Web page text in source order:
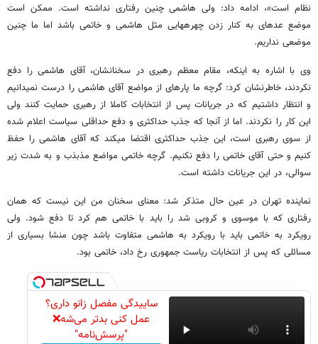
نظام است»، ادامه داد: ولی هاشمی چنین رفتاری نداشته است. ممکن است
موضع عده​ای به کنار زدن چهره​هایی مثل هاشمی و خاتمی باشد اما ما چنین
موضعی نداریم.
وی با اشاره به اینکه، مقام معظم رهبری در سخنانشان، آقای هاشمی را دفع
نکردند، خاطرنشان کرد: گرچه ما پاره​ای از مواضع آقای هاشمی را درست نمی​دانیم
و انتظار داشتیم که در جریانات پس از انتخابات کاملا از رهبری حمایت کنند ولی
این کار را نکردند. اما از آنجا که جذب حداکثری و دفع حداقلی سیاست اعلام شده
از سوی رهبری است، این جذب حداکثری اقتضا می​کند که آقای هاشمی را حفظ
کنیم و حتی آقای خاتمی را دفع نکنیم. گرچه خاتمی مواضع مذبذب و به شدت زیر
سوالی، در این جریانات داشته است.
نماینده تهران در عین حال متذکر شد: معنای سخنان من این نیست که همان
رفتاری که با موسوی و کروبی شد را باید با خاتمی هم کرد تا دفع شود. ولی
رویکرد به خاتمی باید با رویکرد به هاشمی متفاوت باشد چون منشا بسیاری از
مسائلی که پس از انتخابات ریاست جمهوری رخ داد، خاتمی بود.
ساییدگی مفصل زانو داری؟
عمل کنی بدتر می‌شه❌
"پرسش‌نامه"